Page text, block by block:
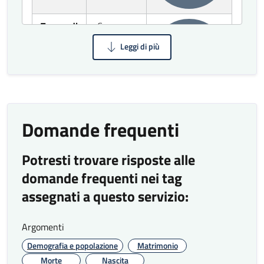
Tempo di
Consegna
entro 30
giorni (per
d'archivio)
spedizione
entro 3
giorni (per i
certificati
con
ritiro presso
100%
Domande frequenti
Potresti trovare risposte alle
domande frequenti nei tag
assegnati a questo servizio:
Argomenti
Demografia e popolazione
Matrimonio
Morte
Nascita